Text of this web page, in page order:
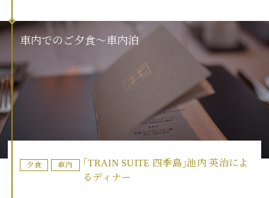
車内での ご夕食〜車内泊
夕食 車内
｢TRAIN SUITE 四季島｣池内 英治によ
るディナー